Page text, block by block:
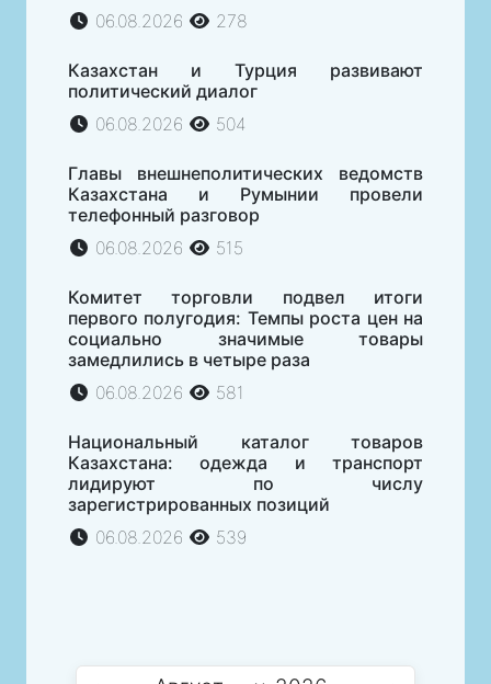
06.08.2026
278
Казахстан и Турция развивают
политический диалог
06.08.2026
504
Главы внешнеполитических ведомств
Казахстана и Румынии провели
телефонный разговор
06.08.2026
515
Комитет торговли подвел итоги
первого полугодия: Темпы роста цен на
социально значимые товары
замедлились в четыре раза
06.08.2026
581
Национальный каталог товаров
Казахстана: одежда и транспорт
лидируют по числу
зарегистрированных позиций
06.08.2026
539